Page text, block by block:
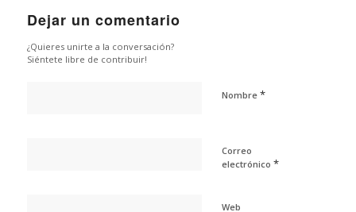
Dejar un comentario
¿Quieres unirte a la conversación?
Siéntete libre de contribuir!
Nombre *
Correo
electrónico *
Web